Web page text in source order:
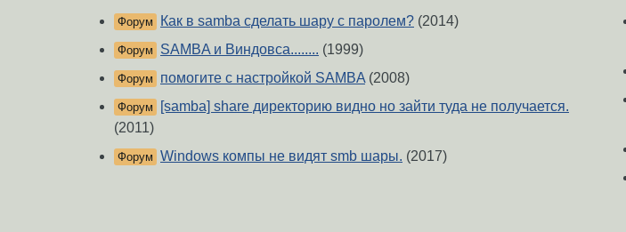
Форум Как в samba сделать шару с паролем? (2014)
Форум SAMBA и Виндовса........ (1999)
Форум помогите с настройкой SAMBA(2008)
Форум
[samba] share директорию видно но зайти туда не получается.
(2011)
Форум Windows компы не видят smb шары. (2017)